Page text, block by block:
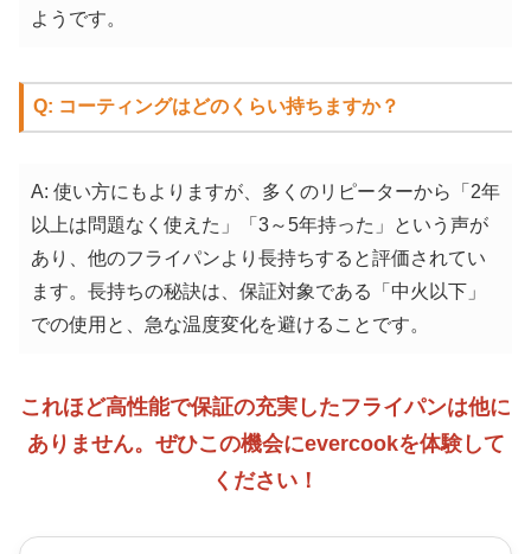
ようです。
Q: コーティングはどのくらい持ちますか？
A: 使い方にもよりますが、多くのリピーターから「2年
以上は問題なく使えた」「3～5年持った」という声が
あり、他のフライパンより長持ちすると評価されてい
ます。長持ちの秘訣は、保証対象である「中火以下」
での使用と、急な温度変化を避けることです。
これほど高性能で保証の充実したフライパンは他に
ありません。ぜひこの機会にevercookを体験して
ください！